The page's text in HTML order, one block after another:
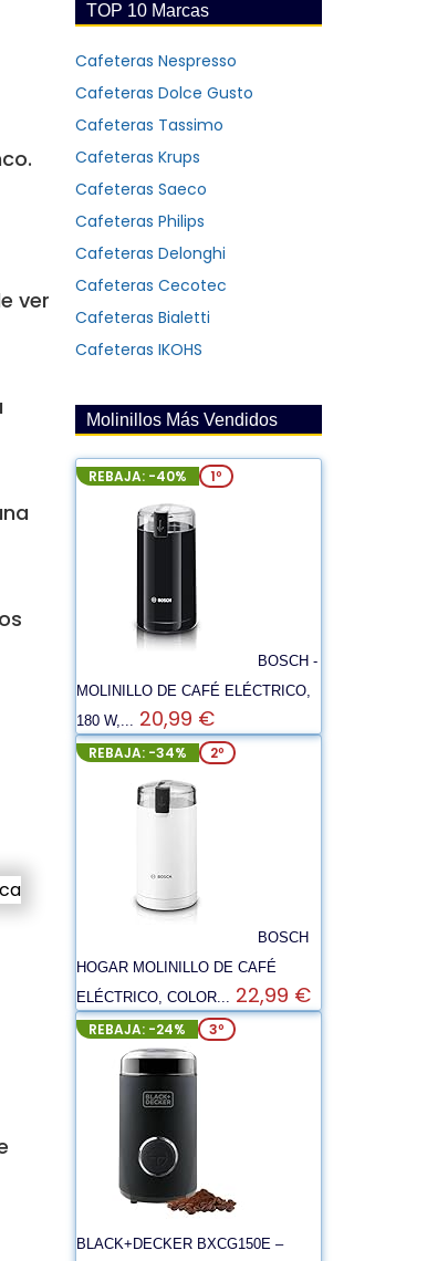
ver
TOP 10 Marcas
Cafeteras Nespresso
Cafeteras Dolce Gusto
Cafeteras Tassimo
Cafeteras Krups
Cafeteras Saeco
Cafeteras Philips
Cafeteras Delonghi
Cafeteras Cecotec
Cafeteras Bialetti
Cafeteras IKOHS
Molinillos Más Vendidos
REBAJA: -40% 1º
BOSCH -
MOLINILLO DE CAFÉ ELÉCTRICO,
180 W,... 20,99 €
REBAJA: -34% 2º
BOSCH
HOGAR MOLINILLO DE CAFÉ
ELÉCTRICO, COLOR... 22,99 €
REBAJA: -24% 3º
BLACK+DECKER BXCG150E –